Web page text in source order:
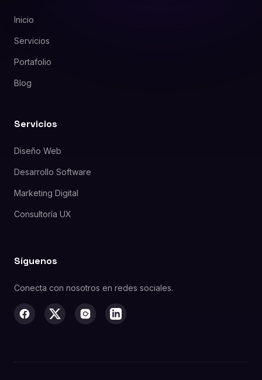
Inicio
Servicios
Portafolio
Blog
Servicios
Diseño Web
Desarrollo Software
Marketing Digital
Consultoría UX
Síguenos
Conecta con nosotros en redes sociales.